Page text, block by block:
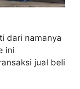
dari namanya
ini
jual beli